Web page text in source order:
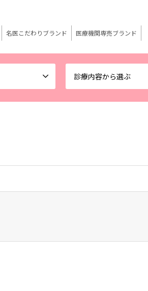
診療内容から選ぶ
名医こだわりブランド 医療機関専売ブランド